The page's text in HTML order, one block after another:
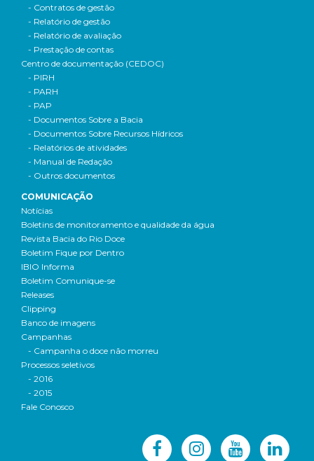
- Contratos de gestão
- Relatório de gestão
- Relatório de avaliação
- Prestação de contas
Centro de documentação (CEDOC)
- PIRH
- PARH
- PAP
- Documentos Sobre a Bacia
- Documentos Sobre Recursos Hídricos
- Relatórios de atividades
- Manual de Redação
- Outros documentos
COMUNICAÇÃO
Notícias
Boletins de monitoramento e qualidade da água
Revista Bacia do Rio Doce
Boletim Fique por Dentro
IBIO Informa
Boletim Comunique-se
Releases
Clipping
Banco de imagens
Campanhas
- Campanha o doce não morreu
Processos seletivos
- 2016
- 2015
Fale Conosco